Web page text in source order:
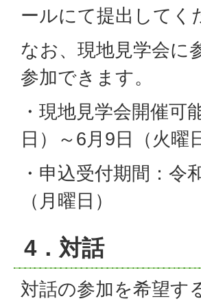
ールにて提出してく
なお、現地見学会に
参加できます。
・現地見学会開催可
日）～6月9日（火曜
・申込受付期間：令
（月曜日）
4．対話
対話の参加を希望す